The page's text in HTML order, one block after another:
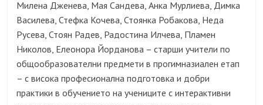
Милена Дженева, Мая Сандева, Анка Мурлиева, Димка
Василева, Стефка Кочева, Стоянка Робакова, Неда
Русева, Стоян Радев, Радостина Илчева, Пламен
Николов, Елеонора Йорданова – старши учители по
общообразователни предмети в прогимназиален етап
– с висока професионална подготовка и добри
практики в обучението на учениците с интерактивни